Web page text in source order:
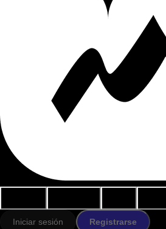
Iniciar sesión Registrarse